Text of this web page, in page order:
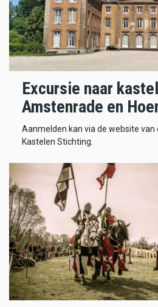
Excursie naar
Amstenrade en
Aanmelden kan via de website van
Kastelen Stichting.